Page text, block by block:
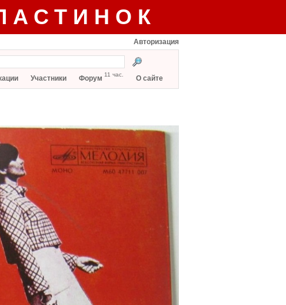
Авторизация
Участники Форум 11 час. О сайте